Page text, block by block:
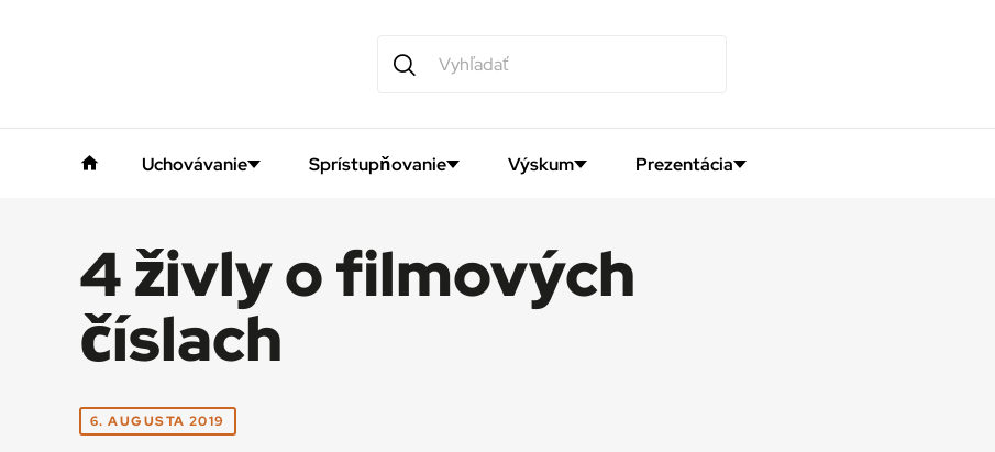
Uchovávanie Sprístupňovanie Výskum Prezentácia
4 živly o filmových
číslach
6. AUGUSTA 2019